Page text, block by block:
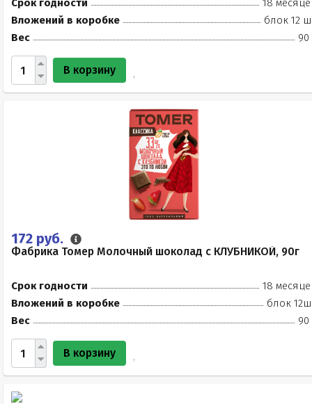
Срок годности
18
Вложений в коробке
блок 12
Вес
90
В корзину
172 руб.
Фабрика Томер Молочный шоколад с КЛУБНИКОЙ, 90г
Срок годности
18
Вложений в коробке
блок
Вес
90
В корзину